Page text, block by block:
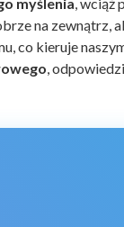
na zewnątrz,
co kieruje
,